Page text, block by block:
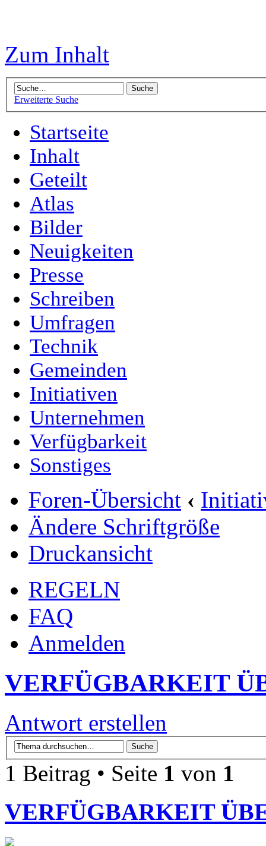
Zum Inhalt
Erweiterte Suche
Startseite
Inhalt
Geteilt
Atlas
Bilder
Neuigkeiten
Presse
Schreiben
Umfragen
Technik
Gemeinden
Initiativen
Unternehmen
Verfügbarkeit
Sonstiges
Foren-Übersicht ‹
Ändere Schriftgröße
Druckansicht
REGELN
FAQ
Anmelden
VERFÜGBARKEIT
Antwort erstellen
1 Beitrag • Seite 1 von 1
VERFÜGBARKEIT